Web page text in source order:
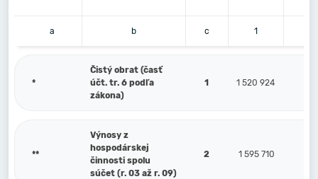
a b c 1
*
Čistý obrat (časť
účt. tr. 6 podľa
zákona)
1 1 520 924
**
Výnosy z
hospodárskej
činnosti spolu
súčet (r. 03 až r. 09)
2 1 595 710